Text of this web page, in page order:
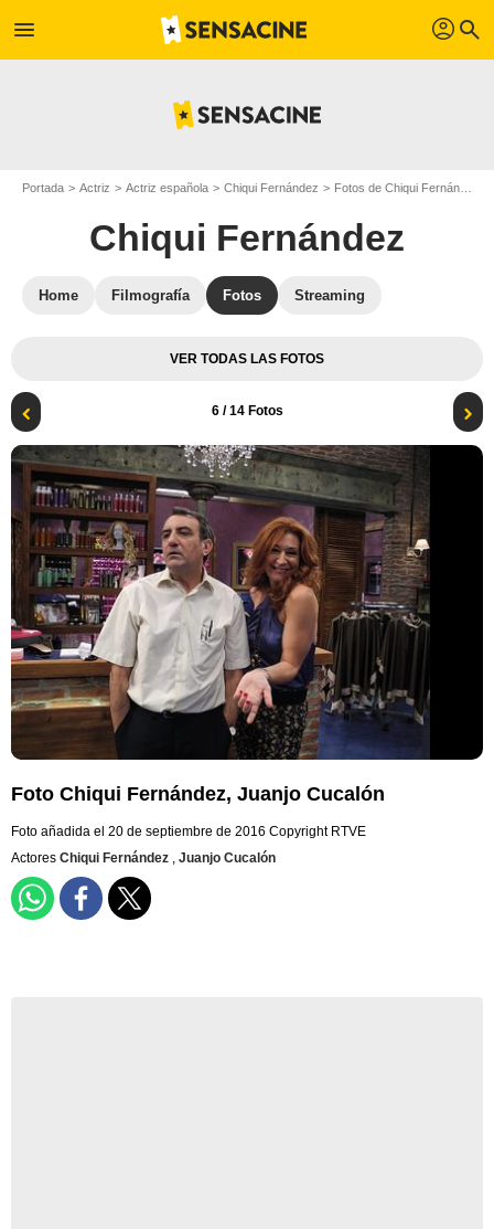
menu profil search
Portada Actriz Actriz española Chiqui Fernández Fotos de Chiqui Fernández
Chiqui Fernández
Home Filmografía Fotos Streaming
VER TODAS LAS FOTOS
6/ 14 Fotos
Foto Chiqui Fernández, Juanjo Cucalón
Foto añadida el 20 de septiembre de 2016 Copyright RTVE
Actores Chiqui Fernández , Juanjo Cucalón